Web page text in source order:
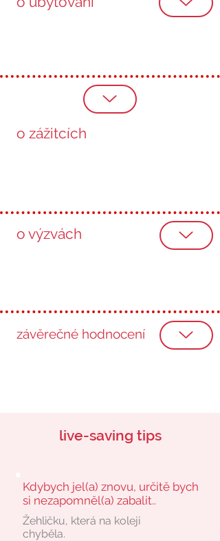
o zážitcích
o výzvách
závěrečné hodnocení
live-saving tips
Kdybych jel(a) znovu, určitě bych
si nezapomněl(a) zabalit..
Žehličku, která na koleji
chyběla.